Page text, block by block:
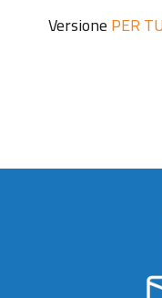
Versione PER